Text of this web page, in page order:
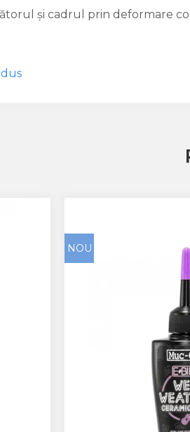
și cadrul prin deformare
NOU